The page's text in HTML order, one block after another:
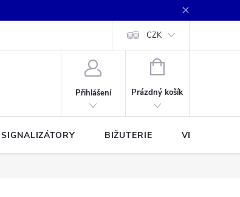
CZK
Přihlášení
NÁKUPNÍ
Prázdný košík
BIŽUTERIE VLASCE A